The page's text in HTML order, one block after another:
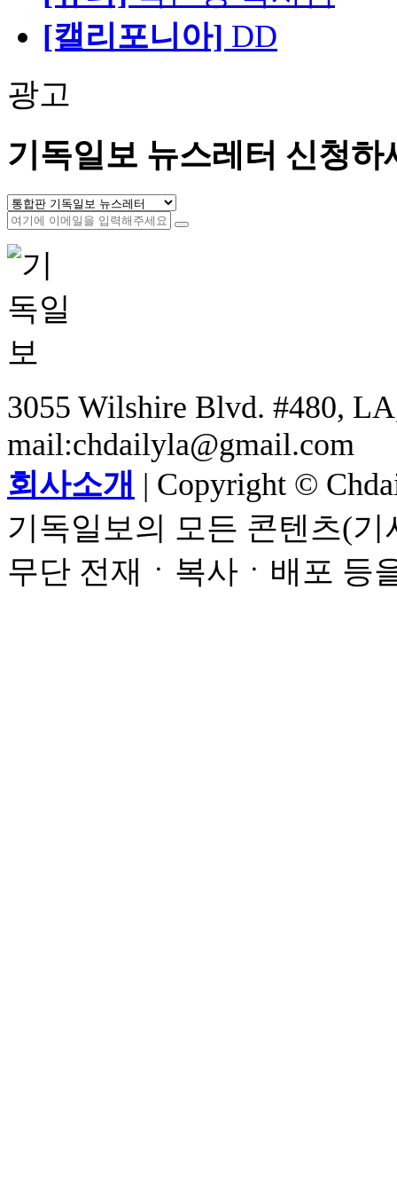
[캘리포니아] DD
광고
기독일보 뉴스레터 신청하
3055 Wilshire Blvd. #480,
mail:chdailyla@gmail.com
회사소개 | Copyright ©
기독일보의 모든 콘텐츠(
무단 전재ㆍ복사ㆍ배포 등